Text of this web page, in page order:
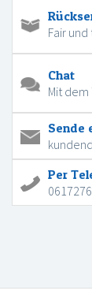
Fair
Chat
Mit
Sende
Per